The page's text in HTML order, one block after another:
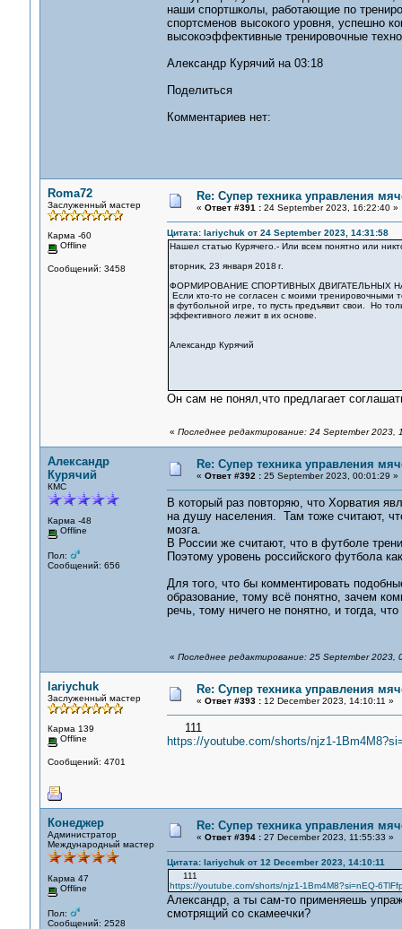
наши спортшколы, работающие по
спортсменов высокого уровня, успешно
высокоэффективные тренировочные
Александр Курячий на 03:18
Поделиться
Комментариев нет:
Roma72
Заслуженный мастер
Карма -60
Offline
Сообщений: 3458
Re: Супер техника управления
« Ответ #391 :24 September 2023, 16:22:40 »
Цитата: lariychuk от 24 September 2023, 14:31:58
Нашел статью Курячего.- Или всем понятно или
вторник, 23 января 2018 г.
ФОРМИРОВАНИЕ СПОРТИВНЫХ ДВИГАТЕЛЬНЫХ
Если кто-то не согласен с моими тренировочными
в футбольной игре, то пусть предъявит свои. Но
эффективного лежит в их основе.
Александр Курячий
Он сам не понял,что предлагает
« Последнее редактирование: 24 September 2023,
Александр
Курячий
КМС
Карма -48
Offline
Пол:
Сообщений: 656
Re: Супер техника управления
« Ответ #392 :25 September 2023, 00:01:29 »
В который раз повторяю, что Хорватия
на душу населения. Там тоже считают,
мозга.
В России же считают, что в футболе
Поэтому уровень российского футбола
Для того, что бы комментировать
образование, тому всё понятно, зачем
речь, тому ничего не понятно, и тогда,
« Последнее редактирование: 25 September 2023,
lariychuk
Заслуженный мастер
Карма 139
Offline
Сообщений: 4701
Re: Супер техника управления
« Ответ #393 :12 December 2023, 14:10:11 »
111
https://youtube.com/shorts/njz1-
Конеджер
Администратор
Международный мастер
Карма 47
Offline
Пол:
Сообщений: 2528
Re: Супер техника управления
« Ответ #394 :27 December 2023, 11:55:33 »
Цитата: lariychuk от 12 December 2023, 14:10:11
111
https://youtube.com/shorts/njz1-1Bm4M8?si=nEQ-
Александр, а ты сам-то применяешь
смотрящий со скамеечки?